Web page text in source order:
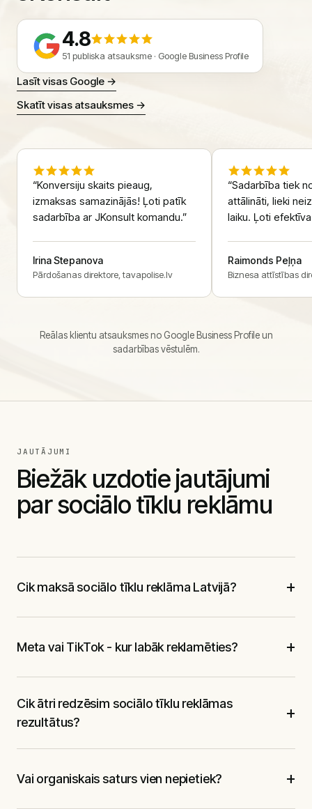
4.8
51 publiska atsauksme · Google Business Profile
Lasīt visas Google →
Skatīt visas atsauksmes →
“Konversiju skaits pieaug,
izmaksas samazinājās! Ļoti patīk
sadarbība ar JKonsult komandu.”
Irina Stepanova
Pārdošanas direktore, tavapolise.lv
“Sadarbība tiek
attālināti, lieki
laiku. Ļoti
Raimonds Peļņa
Biznesa attīstības
Reālas klientu atsauksmes no Google Business Profile un
sadarbības vēstulēm.
JAUTĀJUMI
Biežāk uzdotie jautājumi
par sociālo tīklu reklāmu
Cik maksā sociālo tīklu reklāma Latvijā? +
Meta vai TikTok - kur labāk reklamēties? +
Cik ātri redzēsim sociālo tīklu reklāmas
rezultātus?
+
Vai organiskais saturs vien nepietiek? +